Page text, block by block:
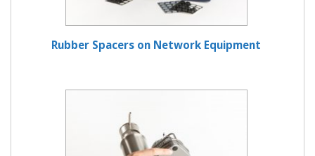
Rubber Spacers on Network Equipment